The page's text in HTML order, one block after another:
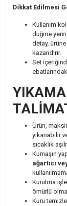
Dikkat Edilmesi
Kullanım
düğme
detay,
kazandırır.
Set
Ürün,
yıkanabilir
sıcaklık
Kumaşın
ağartıcı
Kurutma
ömürlü
Kuru